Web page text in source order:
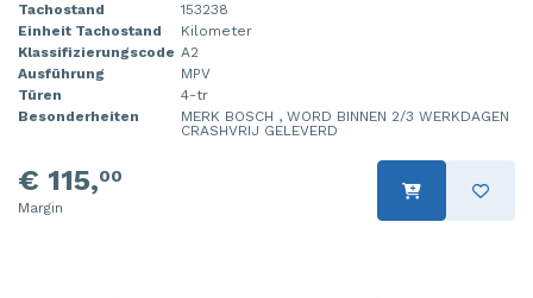
Tachostand
153238
Einheit Tachostand
Kilometer
Klassifizierungscode A2
Ausführung
MPV
Türen
4-tr
Besonderheiten
MERK BOSCH , WORD BINNEN 2/3 WERKDAGEN
CRASHVRIJ GELEVERD
€ 115,00
Margin